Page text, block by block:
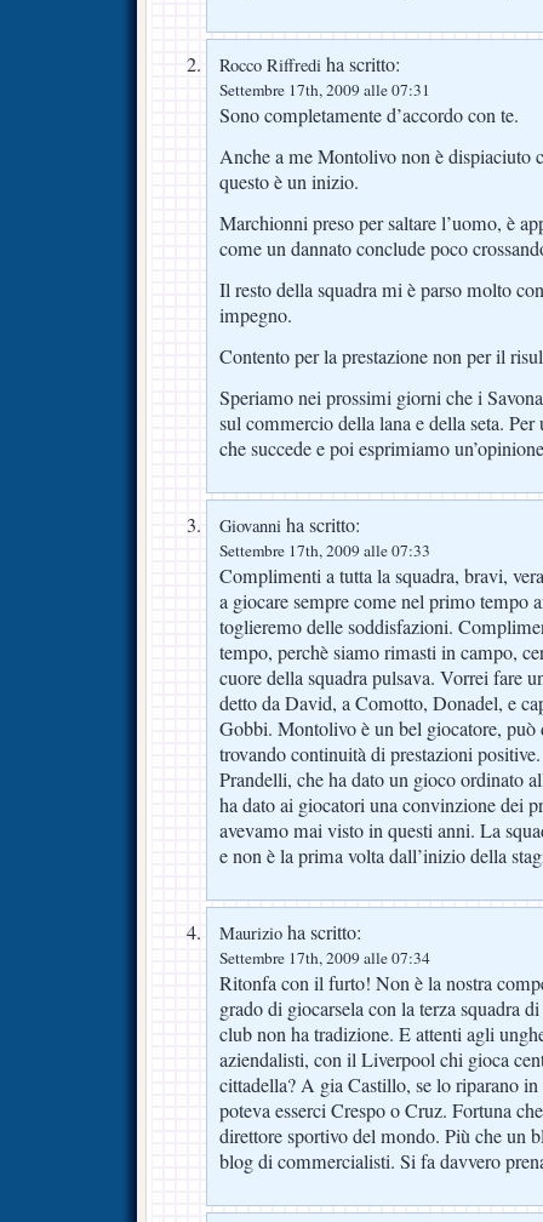
Rocco Riffredi ha scritto:
Settembre 17th, 2009 alle 07:31
Sono completamente d’accordo con te.
Anche a me Montolivo non è dispiaciuto
questo è un inizio.
Marchionni preso per saltare l’uomo, è
come un dannato conclude poco
Il resto della squadra mi è parso molto
impegno.
Contento per la prestazione non per il
Speriamo nei prossimi giorni che i
sul commercio della lana e della seta. Per
che succede e poi esprimiamo
Giovanni ha scritto:
Settembre 17th, 2009 alle 07:33
Complimenti a tutta la squadra, bravi,
a giocare sempre come nel primo tempo
toglieremo delle soddisfazioni.
tempo, perchè siamo rimasti in campo,
cuore della squadra pulsava. Vorrei fare
detto da David, a Comotto, Donadel, e
Gobbi. Montolivo è un bel giocatore, può
trovando continuità di prestazioni
Prandelli, che ha dato un gioco ordinato
ha dato ai giocatori una convinzione dei
avevamo mai visto in questi anni. La
e non è la prima volta dall’inizio della
Maurizio ha scritto:
Settembre 17th, 2009 alle 07:34
Ritonfa con il furto! Non è la nostra
grado di giocarsela con la terza squadra
club non ha tradizione. E attenti agli
aziendalisti, con il Liverpool chi gioca
cittadella? A gia Castillo, se lo riparano
poteva esserci Crespo o Cruz. Fortuna
direttore sportivo del mondo. Più che un
blog di commercialisti. Si fa davvero